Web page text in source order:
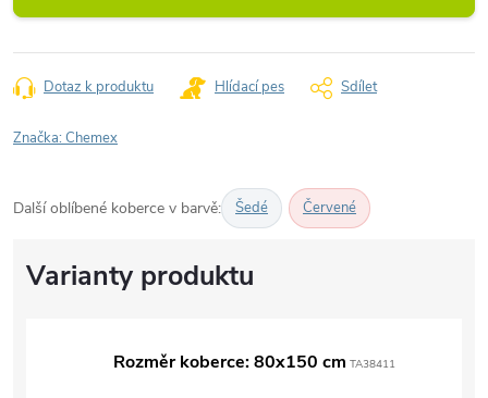
Dotaz k produktu Hlídací pes Sdílet
Značka:Chemex
Další oblíbené koberce v barvě: Šedé Červené
Rozměr koberce: 80x150 cm TA38411